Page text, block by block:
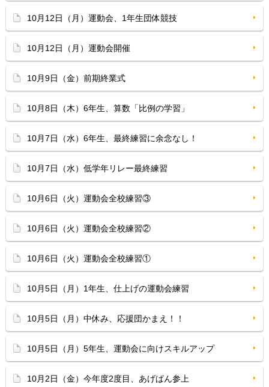
10月12日（月）運動会、1年生団体競技
10月12日（月）運動会開催
10月9日（金）前期終業式
10月8日（木）6年生、算数「比例の学習」
10月7日（水）6年生、最終練習に余念なし！
10月7日（水）低学年リレー最終練習
10月6日（火）運動会全校練習③
10月6日（火）運動会全校練習②
10月6日（火）運動会全校練習①
10月5日（月）1年生、仕上げの運動会練習
10月5日（月）中休み、応援団かまえ！！
10月5日（月）5年生、運動会に向けスキルアップ
10月2日（金）今年度2度目、あげぱん参上